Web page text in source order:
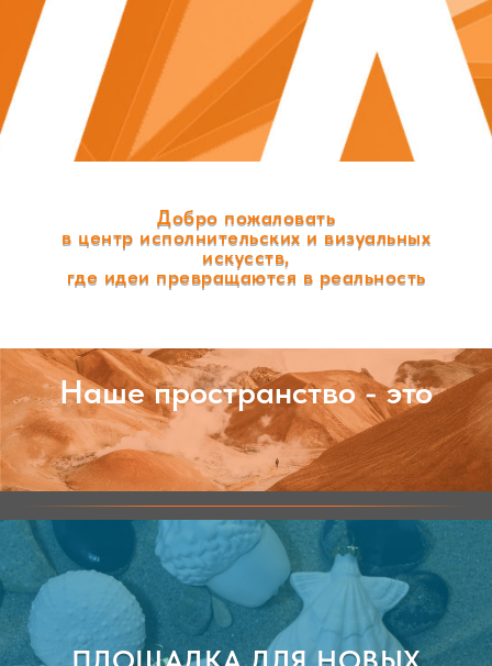
Добро пожаловать
в центр исполнительских и визуальных
искусств,
где идеи превращаются в реальность
Наше пространство - это